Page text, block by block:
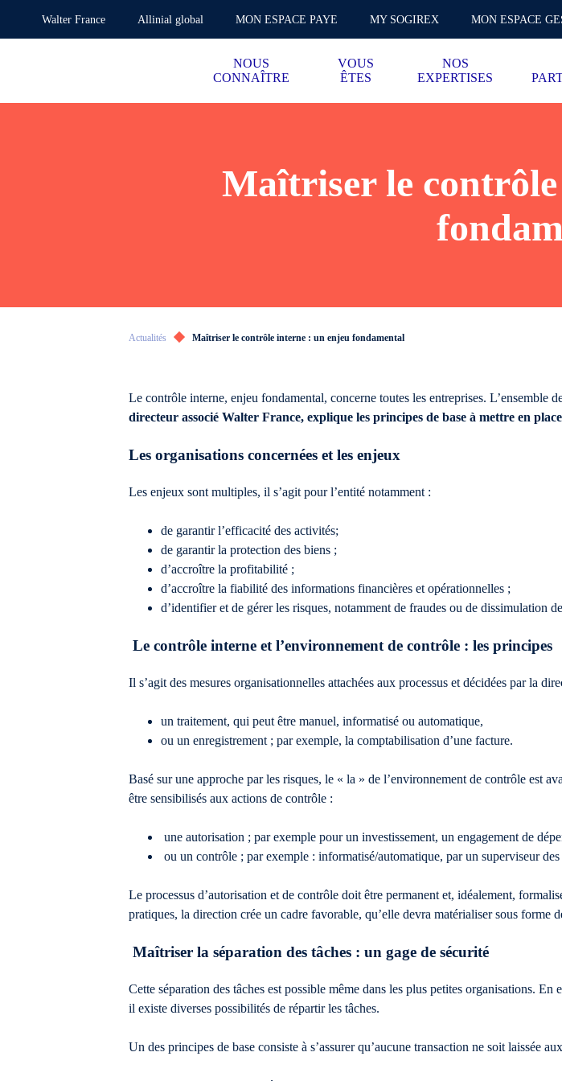
Walter France Allinial global MON ESPACE PAYE MY SOGIREX MON ESPACE
NOUS
CONNAÎTRE
VOUS
ÊTES
NOS
EXPERTISES
Maîtriser le
Actualités Maîtriser le contrôle interne : un enjeu fondamental
Le contrôle interne, enjeu fondamental, concerne toutes les entreprises. L’ensemble
directeur associé Walter France, explique les principes de base à mettre en
Les organisations concernées et les enjeux
Les enjeux sont multiples, il s’agit pour l’entité notamment :
de garantir l’efficacité des activités;
de garantir la protection des biens ;
d’accroître la profitabilité ;
d’accroître la fiabilité des informations financières et opérationnelles ;
d’identifier et de gérer les risques, notamment de fraudes ou de dissimulation
Le contrôle interne et l’environnement de contrôle : les principes
Il s’agit des mesures organisationnelles attachées aux processus et décidées par la
un traitement, qui peut être manuel, informatisé ou automatique,
ou un enregistrement ; par exemple, la comptabilisation d’une facture.
Basé sur une approche par les risques, le « la » de l’environnement de contrôle est
être sensibilisés aux actions de contrôle :
une autorisation ; par exemple pour un investissement, un engagement de
ou un contrôle ; par exemple : informatisé/automatique, par un superviseur
Le processus d’autorisation et de contrôle doit être permanent et, idéalement,
pratiques, la direction crée un cadre favorable, qu’elle devra matérialiser sous forme
Maîtriser la séparation des tâches : un gage de sécurité
Cette séparation des tâches est possible même dans les plus petites organisations.
il existe diverses possibilités de répartir les tâches.
Un des principes de base consiste à s’assurer qu’aucune transaction ne soit laissée